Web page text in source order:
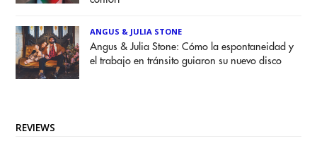
ANGUS & JULIA STONE
Angus & Julia Stone: Cómo la espontaneidad y
el trabajo en tránsito guiaron su nuevo disco
REVIEWS